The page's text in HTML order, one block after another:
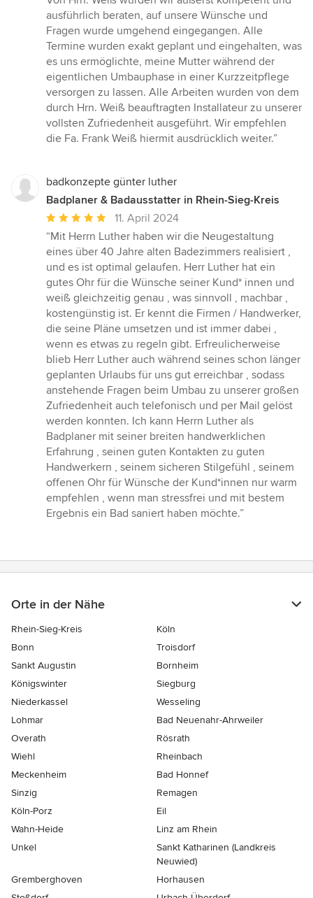
ausführlich beraten, auf unsere Wünsche und
Fragen wurde umgehend eingegangen. Alle
Termine wurden exakt geplant und eingehalten, was
es uns ermöglichte, meine Mutter während der
eigentlichen Umbauphase in einer Kurzzeitpflege
versorgen zu lassen. Alle Arbeiten wurden von dem
durch Hrn. Weiß beauftragten Installateur zu unserer
vollsten Zufriedenheit ausgeführt. Wir empfehlen
die Fa. Frank Weiß hiermit ausdrücklich weiter.”
badkonzepte günter luther
Badplaner & Badausstatter in Rhein-Sieg-Kreis
Durchschnittliche
Bewertung:
5
von
5
Sternen
11. April 2024
“Mit Herrn Luther haben wir die Neugestaltung
eines über 40 Jahre alten Badezimmers realisiert ,
und es ist optimal gelaufen. Herr Luther hat ein
gutes Ohr für die Wünsche seiner Kund* innen und
weiß gleichzeitig genau , was sinnvoll , machbar ,
kostengünstig ist. Er kennt die Firmen / Handwerker,
die seine Pläne umsetzen und ist immer dabei ,
wenn es etwas zu regeln gibt. Erfreulicherweise
blieb Herr Luther auch während seines schon länger
geplanten Urlaubs für uns gut erreichbar , sodass
anstehende Fragen beim Umbau zu unserer großen
Zufriedenheit auch telefonisch und per Mail gelöst
werden konnten. Ich kann Herrn Luther als
Badplaner mit seiner breiten handwerklichen
Erfahrung , seinen guten Kontakten zu guten
Handwerkern , seinem sicheren Stilgefühl , seinem
offenen Ohr für Wünsche der Kund*innen nur warm
empfehlen , wenn man stressfrei und mit bestem
Ergebnis ein Bad saniert haben möchte.”
Orte in der Nähe
Rhein-Sieg-Kreis
Köln
Bonn
Troisdorf
Sankt Augustin
Bornheim
Königswinter
Siegburg
Niederkassel
Wesseling
Lohmar
Bad Neuenahr-Ahrweiler
Overath
Rösrath
Wiehl
Rheinbach
Meckenheim
Bad Honnef
Sinzig
Remagen
Köln-Porz
Eil
Wahn-Heide
Linz am Rhein
Unkel
Sankt Katharinen (Landkreis
Neuwied)
Gremberghoven
Horhausen